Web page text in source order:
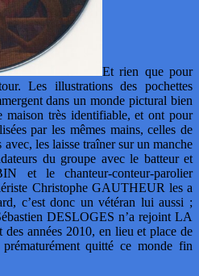
Et rien que pour
Les illustrations des pochettes
dans un monde pictural bien
maison très identifiable, et ont pour
par les mêmes mains, celles de
les laisse traîner sur un manche
du groupe avec le batteur et
et le chanteur-conteur-parolier
Christophe GAUTHEUR les a
c’est donc un vétéran lui aussi ;
DESLOGES n’a rejoint LA
années 2010, en lieu et place de
quitté ce monde fin